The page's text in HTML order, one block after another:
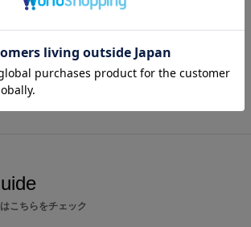
さい。
時計は運動量によって時刻が止まったり、遅
ざいます。
・バックル・ベルト：ステンレススチール 文字盤・
¥49,500
商品をもっと見る
こちらをチェック